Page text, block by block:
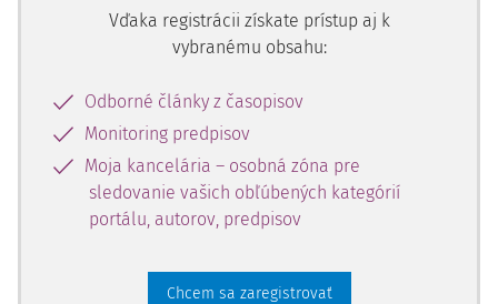
Vďaka registrácii získate prístup aj k
vybranému obsahu:
Odborné články z časopisov
Monitoring predpisov
Moja kancelária – osobná zóna pre
sledovanie vašich obľúbených kategórií
portálu, autorov, predpisov
Chcem sa zaregistrovať